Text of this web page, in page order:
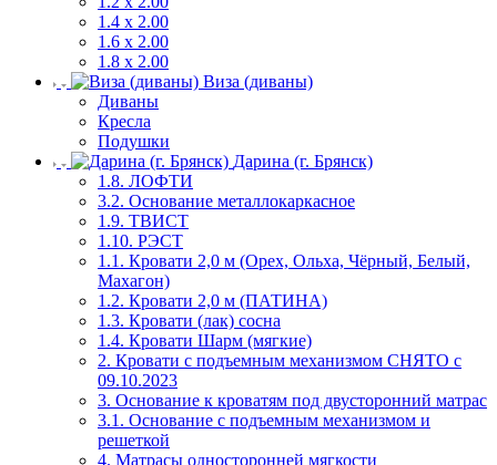
1.4 х 2.00
1.6 х 2.00
1.8 х 2.00
Виза (диваны)
Диваны
Кресла
Подушки
Дарина (г. Брянск)
1.8. ЛОФТИ
3.2. Основание металлокаркасное
1.9. ТВИСТ
1.10. РЭСТ
1.1. Кровати 2,0 м (Орех, Ольха, Чёрный, Белый,
Махагон)
1.2. Кровати 2,0 м (ПАТИНА)
1.3. Кровати (лак) сосна
1.4. Кровати Шарм (мягкие)
2. Кровати с подъемным механизмом СНЯТО с
09.10.2023
3. Основание к кроватям под двусторонний матрас
3.1. Основание с подъемным механизмом и
решеткой
4. Матрасы односторонней мягкости